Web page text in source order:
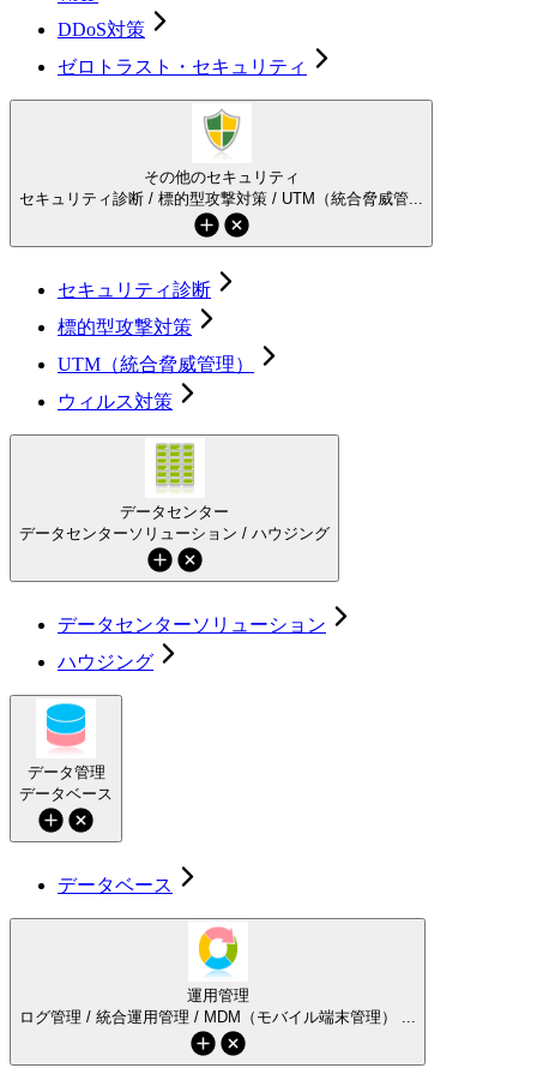
DDoS対策
ゼロトラスト・セキュリティ
その他のセキュリティ
セキュリティ診断 / 標的型攻撃対策 / UTM（統合脅威管...
セキュリティ診断
標的型攻撃対策
UTM（統合脅威管理）
ウィルス対策
データセンター
データセンターソリューション / ハウジング
データセンターソリューション
ハウジング
データ管理
データベース
データベース
運用管理
ログ管理 / 統合運用管理 / MDM（モバイル端末管理） ...